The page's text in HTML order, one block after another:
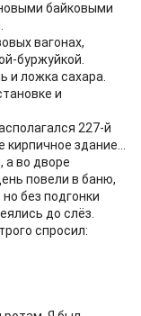
байковыми
вагонах,
буржуйкой.
и ложка сахара.
и
227-й
здание...
а во дворе
повели в баню,
без подгонки
до слёз.
спросил: